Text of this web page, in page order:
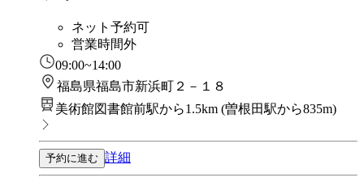
ネット予約可
営業時間外
09:00~14:00
福島県福島市新浜町２－１８
美術館図書館前駅から1.5km (曽根田駅から835m)
予約に進む 詳細